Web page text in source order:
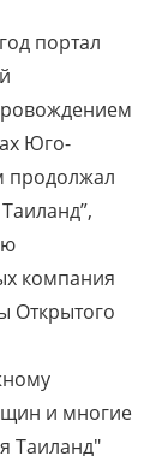
портал
Юго-
продолжал
компания
Открытого
и многие
Таиланд"